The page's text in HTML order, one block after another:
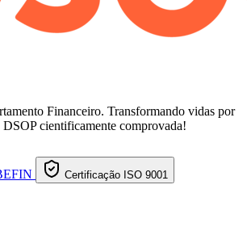
Financeiro. Transformando vidas por
cientificamente comprovada!
Certificação ISO 9001